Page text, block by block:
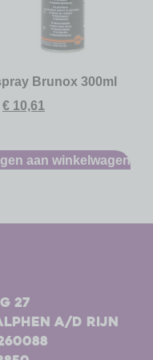
Brunox 300ml
€ 10,61
aan winkelwagen
27
a/d Rijn